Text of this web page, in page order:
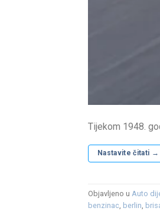
Tijekom 1948.
Nastavite čitati →
Objavljeno uAuto
benzinac, berlin,